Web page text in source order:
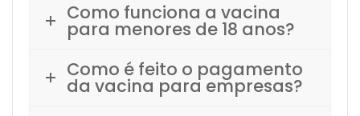
Como funciona a vacina
para menores de 18 anos?
Como é feito o pagamento
da vacina para empresas?